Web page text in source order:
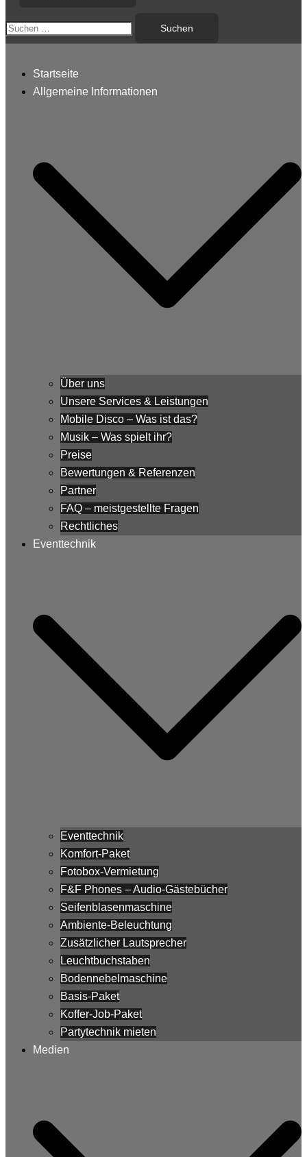
Suchen
nach:
Startseite
Allgemeine Informationen
Über uns
Unsere Services & Leistungen
Mobile Disco – Was ist das?
Musik – Was spielt ihr?
Preise
Bewertungen & Referenzen
Partner
FAQ – meistgestellte Fragen
Rechtliches
Eventtechnik
Eventtechnik
Komfort-Paket
Fotobox-Vermietung
F&F Phones – Audio-Gästebücher
Seifenblasenmaschine
Ambiente-Beleuchtung
Zusätzlicher Lautsprecher
Leuchtbuchstaben
Bodennebelmaschine
Basis-Paket
Koffer-Job-Paket
Partytechnik mieten
Medien